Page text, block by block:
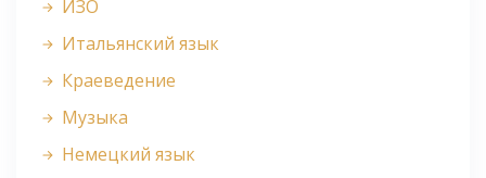
ИЗО
Итальянский язык
Краеведение
Музыка
Немецкий язык